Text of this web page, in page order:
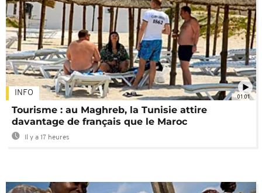
01:01
INFO
Tourisme : au Maghreb, la Tunisie attire
davantage de français que le Maroc
Il y a 17 heures